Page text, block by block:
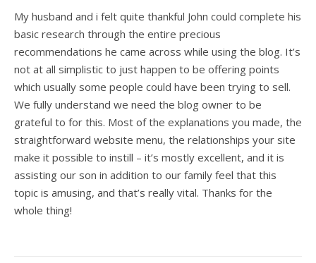
My husband and i felt quite thankful John could complete his
basic research through the entire precious
recommendations he came across while using the blog. It’s
not at all simplistic to just happen to be offering points
which usually some people could have been trying to sell.
We fully understand we need the blog owner to be
grateful to for this. Most of the explanations you made, the
straightforward website menu, the relationships your site
make it possible to instill – it’s mostly excellent, and it is
assisting our son in addition to our family feel that this
topic is amusing, and that’s really vital. Thanks for the
whole thing!